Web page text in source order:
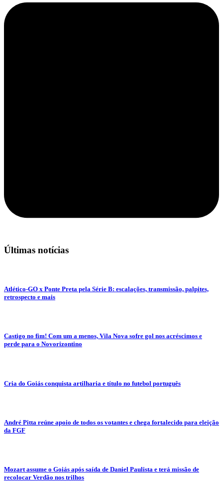
Últimas notícias
Atlético-GO x Ponte Preta pela Série B: escalações, transmissão, palpites,
retrospecto e mais
Castigo no fim! Com um a menos, Vila Nova sofre gol nos acréscimos e
perde para o Novorizontino
Cria do Goiás conquista artilharia e título no futebol português
André Pitta reúne apoio de todos os votantes e chega fortalecido para eleição
da FGF
Mozart assume o Goiás após saída de Daniel Paulista e terá missão de
recolocar Verdão nos trilhos